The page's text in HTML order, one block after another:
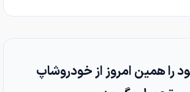
را همین امروز از خودروشاپ